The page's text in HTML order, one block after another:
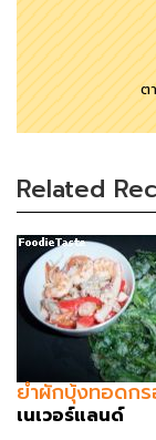
ต
Related
ยำผักบุ้งทอดก
เนเวอร์แลนด์